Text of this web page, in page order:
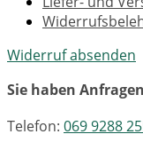
Widerruf absenden
Sie haben
Telefon: 069 9288